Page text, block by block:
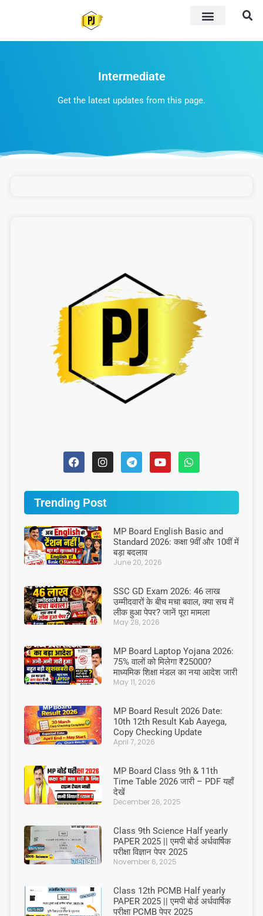
Intermediate
Get the latest updates from this page.
Trending Post
MP Board English Basic and
Standard 2026: कक्षा 9वीं और 10वीं में
बड़ा बदलाव
June 20, 2026
SSC GD Exam 2026: 46 लाख
उम्मीदवारों के बीच मचा बवाल, क्या सच में
लीक हुआ पेपर? जानें पूरा मामला
May 28, 2026
MP Board Laptop Yojana 2026:
75% वालों को मिलेगा ₹25000?
माध्यमिक शिक्षा मंडल का नया आदेश जारी
May 11, 2026
MP Board Result 2026 Date:
10th 12th Result Kab Aayega,
Copy Checking Update
April 7, 2026
MP Board Class 9th & 11th
Time Table 2026 जारी – PDF यहाँ
देखें
December 26, 2025
Class 9th Science Half yearly
PAPER 2025 || एमपी बोर्ड अर्धवार्षिक
परीक्षा विज्ञान पेपर 2025
November 6, 2025
Class 12th PCMB Half yearly
PAPER 2025 || एमपी बोर्ड अर्धवार्षिक
परीक्षा PCMB पेपर 2025